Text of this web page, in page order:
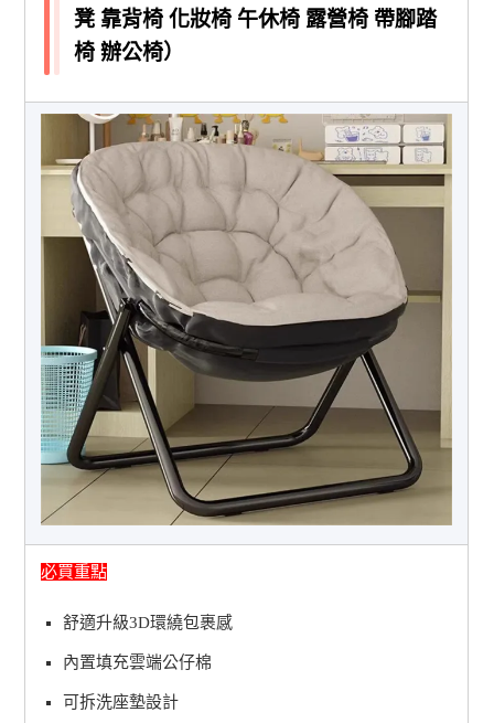
凳 靠背椅 化妝椅 午休椅 露營椅 帶腳踏
椅 辦公椅）
必買重點
舒適升級3D環繞包裹感
內置填充雲端公仔棉
可拆洗座墊設計